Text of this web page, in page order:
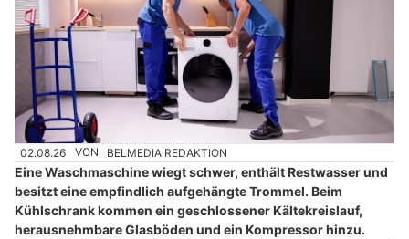
02.08.26 VON BELMEDIA REDAKTION
Eine Waschmaschine wiegt schwer, enthält Restwasser und
besitzt eine empfindlich aufgehängte Trommel. Beim
Kühlschrank kommen ein geschlossener Kältekreislauf,
herausnehmbare Glasböden und ein Kompressor hinzu.